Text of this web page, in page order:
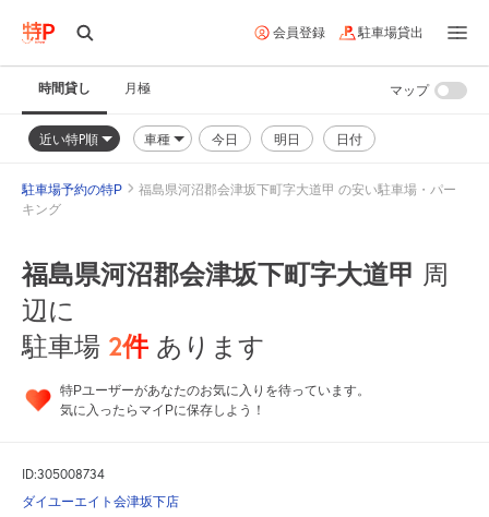
会員登録 駐車場貸出
時間貸し 月極
近い特P順 車種 今日 明日 日付
マップ
駐車場予約の特P
福島県河沼郡会津坂下町字大道甲 の安い駐車場・パー
キング
福島県河沼郡会津坂下町字大道甲 周
辺に
駐車場 2件 あります
特Pユーザーがあなたのお気に入りを待っています。
気に入ったらマイPに保存しよう！
ID:305008734
ダイユーエイト会津坂下店